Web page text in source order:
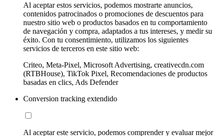
Al aceptar estos servicios, podemos mostrarte anuncios,
contenidos patrocinados o promociones de descuentos para
nuestro sitio web o productos basados en tu comportamiento
de navegación y compra, adaptados a tus intereses, y medir su
éxito. Con tu consentimiento, utilizamos los siguientes
servicios de terceros en este sitio web:
Criteo, Meta-Pixel, Microsoft Advertising, creativecdn.com
(RTBHouse), TikTok Pixel, Recomendaciones de productos
basadas en clics, Ads Defender
Conversion tracking extendido
Al aceptar este servicio, podemos comprender y evaluar mejor